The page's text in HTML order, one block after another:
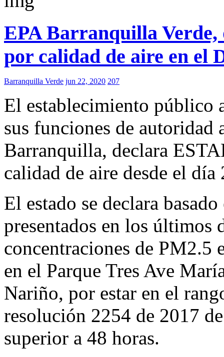
EPA Barranquilla Verde,
por calidad de aire en el
Barranquilla Verde jun 22, 2020 207
El establecimiento público
sus funciones de
Barranquilla, declara
calidad de aire desde el
El estado se declara
presentados en los últimos
concentraciones de PM2.5
en el Parque Tres Ave
Nariño, por estar en el
resolución 2254 de 2017
superior a 48 horas.